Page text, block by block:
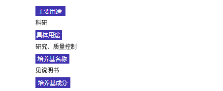
科研
研究、质量控制
见说明书